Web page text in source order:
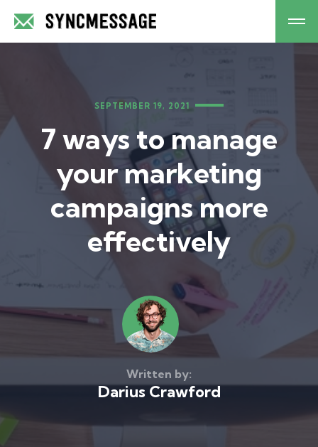
SEPTEMBER 19, 2021
7 ways to manage
your marketing
campaigns more
effectively
Written by:
Darius Crawford